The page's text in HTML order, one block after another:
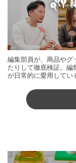
編集部員が、商品やグ
たりして徹底検証。
が日常的に愛用してい